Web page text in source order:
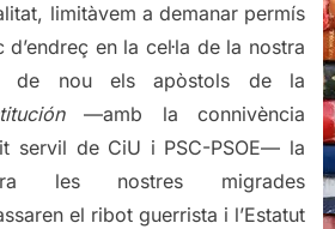
limitàvem a demanar permís
en la cel·la de la nostra
de nou els apòstols de la
—amb la connivència
servil de CiU i PSC-PSOE— la
les nostres migrades
el ribot guerrista i l’Estatut